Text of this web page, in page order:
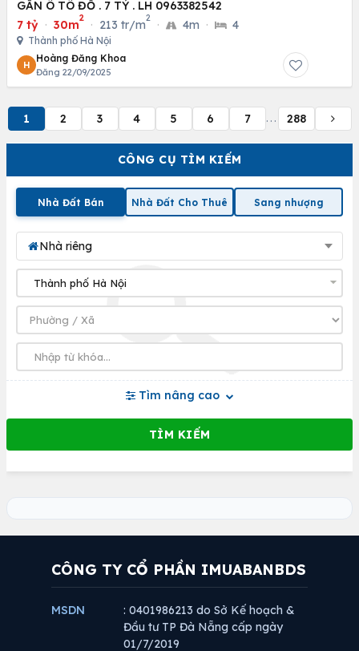
CÔNG CỤ TÌM KIẾM
Nhà Đất Bán Nhà Đất Cho Thuê Sang nhượng
Nhà riêng
Tìm nâng cao
GẦN Ô TÔ ĐỖ . 7 TỶ . LH 0963382542
7 tỷ · 30m
2
· 213 tr/m
2
· 4m · 4
Thành phố Hà Nội
H
Hoàng Đăng Khoa
Đăng 22/09/2025
1 2 3 4 5 6 7 ... 288
CÔNG TY CỔ PHẦN IMUABANBDS
MSDN
: 0401986213 do Sở Kế hoạch &
Đầu tư TP Đà Nẵng cấp ngày
01/7/2019